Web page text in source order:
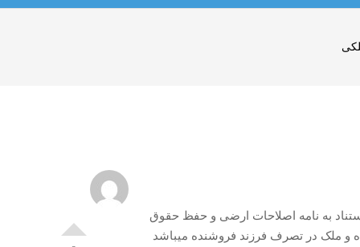
است با استناد به نامه اصلاحات ارضی و حفظ حقوق
و ملک در تصرف فرزند فروشنده میباشد